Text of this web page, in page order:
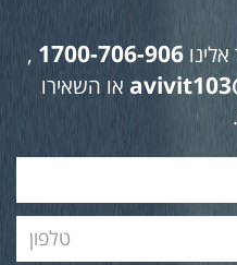
1700-706-906
,
או השאירו